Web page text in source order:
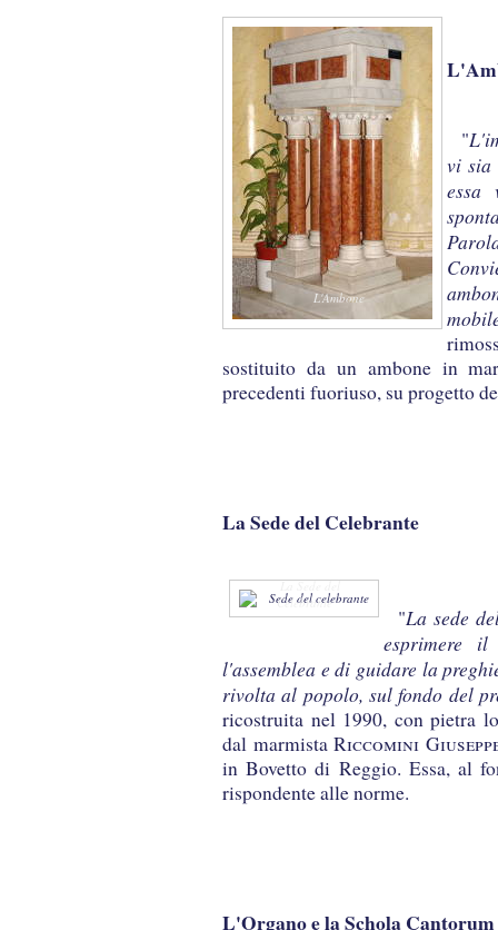
L'Ambone
"
vi sia
essa
sostituito da un ambone in
precedenti fuoriuso, su progetto
La Sede del Celebrante
La Sede del
Celebrante
"La sede
esprimere
l'assemblea e di guidare la
rivolta al popolo, sul fondo del
ricostruita nel 1990, con pietra
dal marmistaRiccomini
in Bovetto di Reggio. Essa, al
rispondente alle norme.
L'Organo e la Schola Cantorum